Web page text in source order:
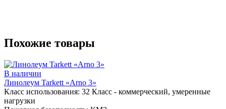
Похожие товары
В наличии
Линолеум Tarkett «Arno 3»
Класс использования: 32 Класс - коммерческий, умеренные
нагрузки